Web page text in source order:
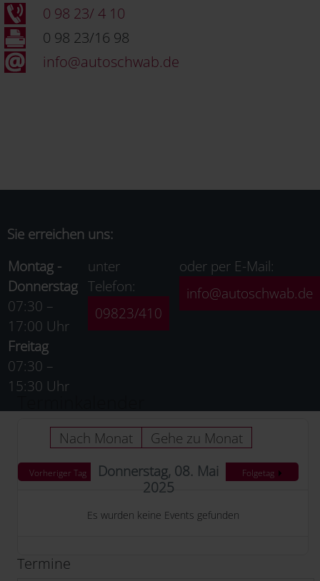
0 98 23/ 4 10
0 98 23/16 98
info@autoschwab.de
Sie erreichen uns:
Montag -
Donnerstag
07:30 –
17:00 Uhr
Freitag
07:30 –
15:30 Uhr
unter
Telefon:
09823/410
oder per E-Mail:
info@autoschwab.de
Nach Monat Gehe zu Monat
Vorheriger Tag
Donnerstag, 08. Mai
2025
Folgetag
Es wurden keine Events gefunden
Termine